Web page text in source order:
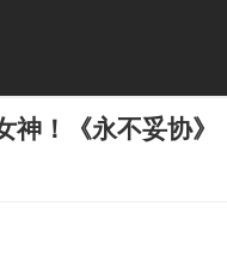
神！《永不妥协》